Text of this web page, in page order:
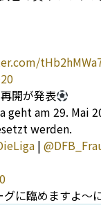
開が発表
geht am 29. Mai
werden.
|
グに臨めますよ〜